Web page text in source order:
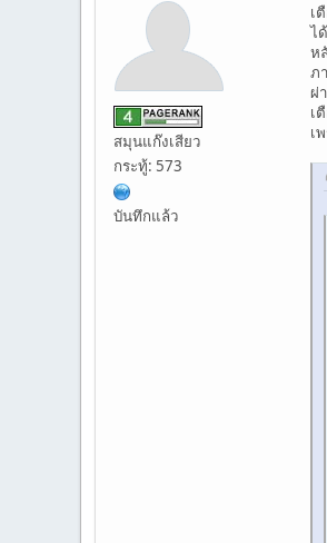
สมุนแก๊งเสียว
กระทู้: 573
บันทึกแล้ว
เ
ไ
ห
ภ
ผ่
เ
เ